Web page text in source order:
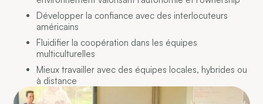
Développer la confiance avec des interlocuteurs
américains
Fluidifier la coopération dans les équipes
multiculturelles
Mieux travailler avec des équipes locales, hybrides ou
à distance